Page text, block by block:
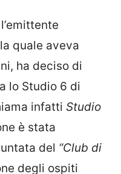
quale aveva
ha deciso di
lo Studio 6 di
infatti Studio
è stata
del “Club di
degli ospiti